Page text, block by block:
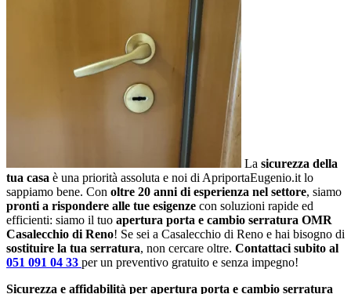
La sicurezza della
tua casa è una priorità assoluta e noi di ApriportaEugenio.it lo
sappiamo bene. Con oltre 20 anni di esperienza nel settore, siamo
pronti a rispondere alle tue esigenze con soluzioni rapide ed
efficienti: siamo il tuo apertura porta e cambio serratura OMR
Casalecchio di Reno! Se sei a Casalecchio di Reno e hai bisogno di
sostituire la tua serratura, non cercare oltre. Contattaci subito al
051 091 04 33 per un preventivo gratuito e senza impegno!
Sicurezza e affidabilità per apertura porta e cambio serratura